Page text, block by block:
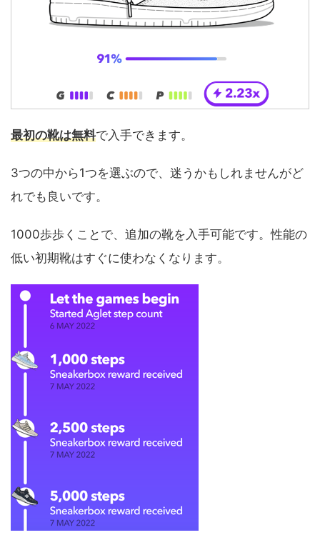
最初の靴は無料で入手できます。
3つの中から1つを選ぶので、迷うかもしれませんがど
れでも良いです。
1000歩歩くことで、追加の靴を入手可能です。性能の
低い初期靴はすぐに使わなくなります。